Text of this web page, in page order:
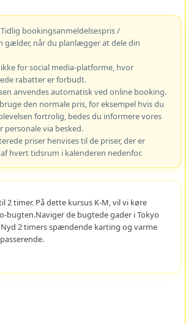
bookingsanmeldelsespris /
gælder, når du planlægger at dele din
for social media-platforme, hvor
rabatter er forbudt.
anvendes automatisk ved online booking.
den normale pris, for eksempel hvis du
fortrolig, bedes du informere vores
personale via besked.
priser henvises til de priser, der er
hvert tidsrum i kalenderen nedenfor.
2 timer. På dette kursus K-M, vil vi køre
bugten.Naviger de bugtede gader i Tokyo
2 timers spændende karting og varme